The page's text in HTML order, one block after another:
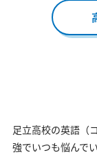
足立高校の英語（
強でいつも悩んで